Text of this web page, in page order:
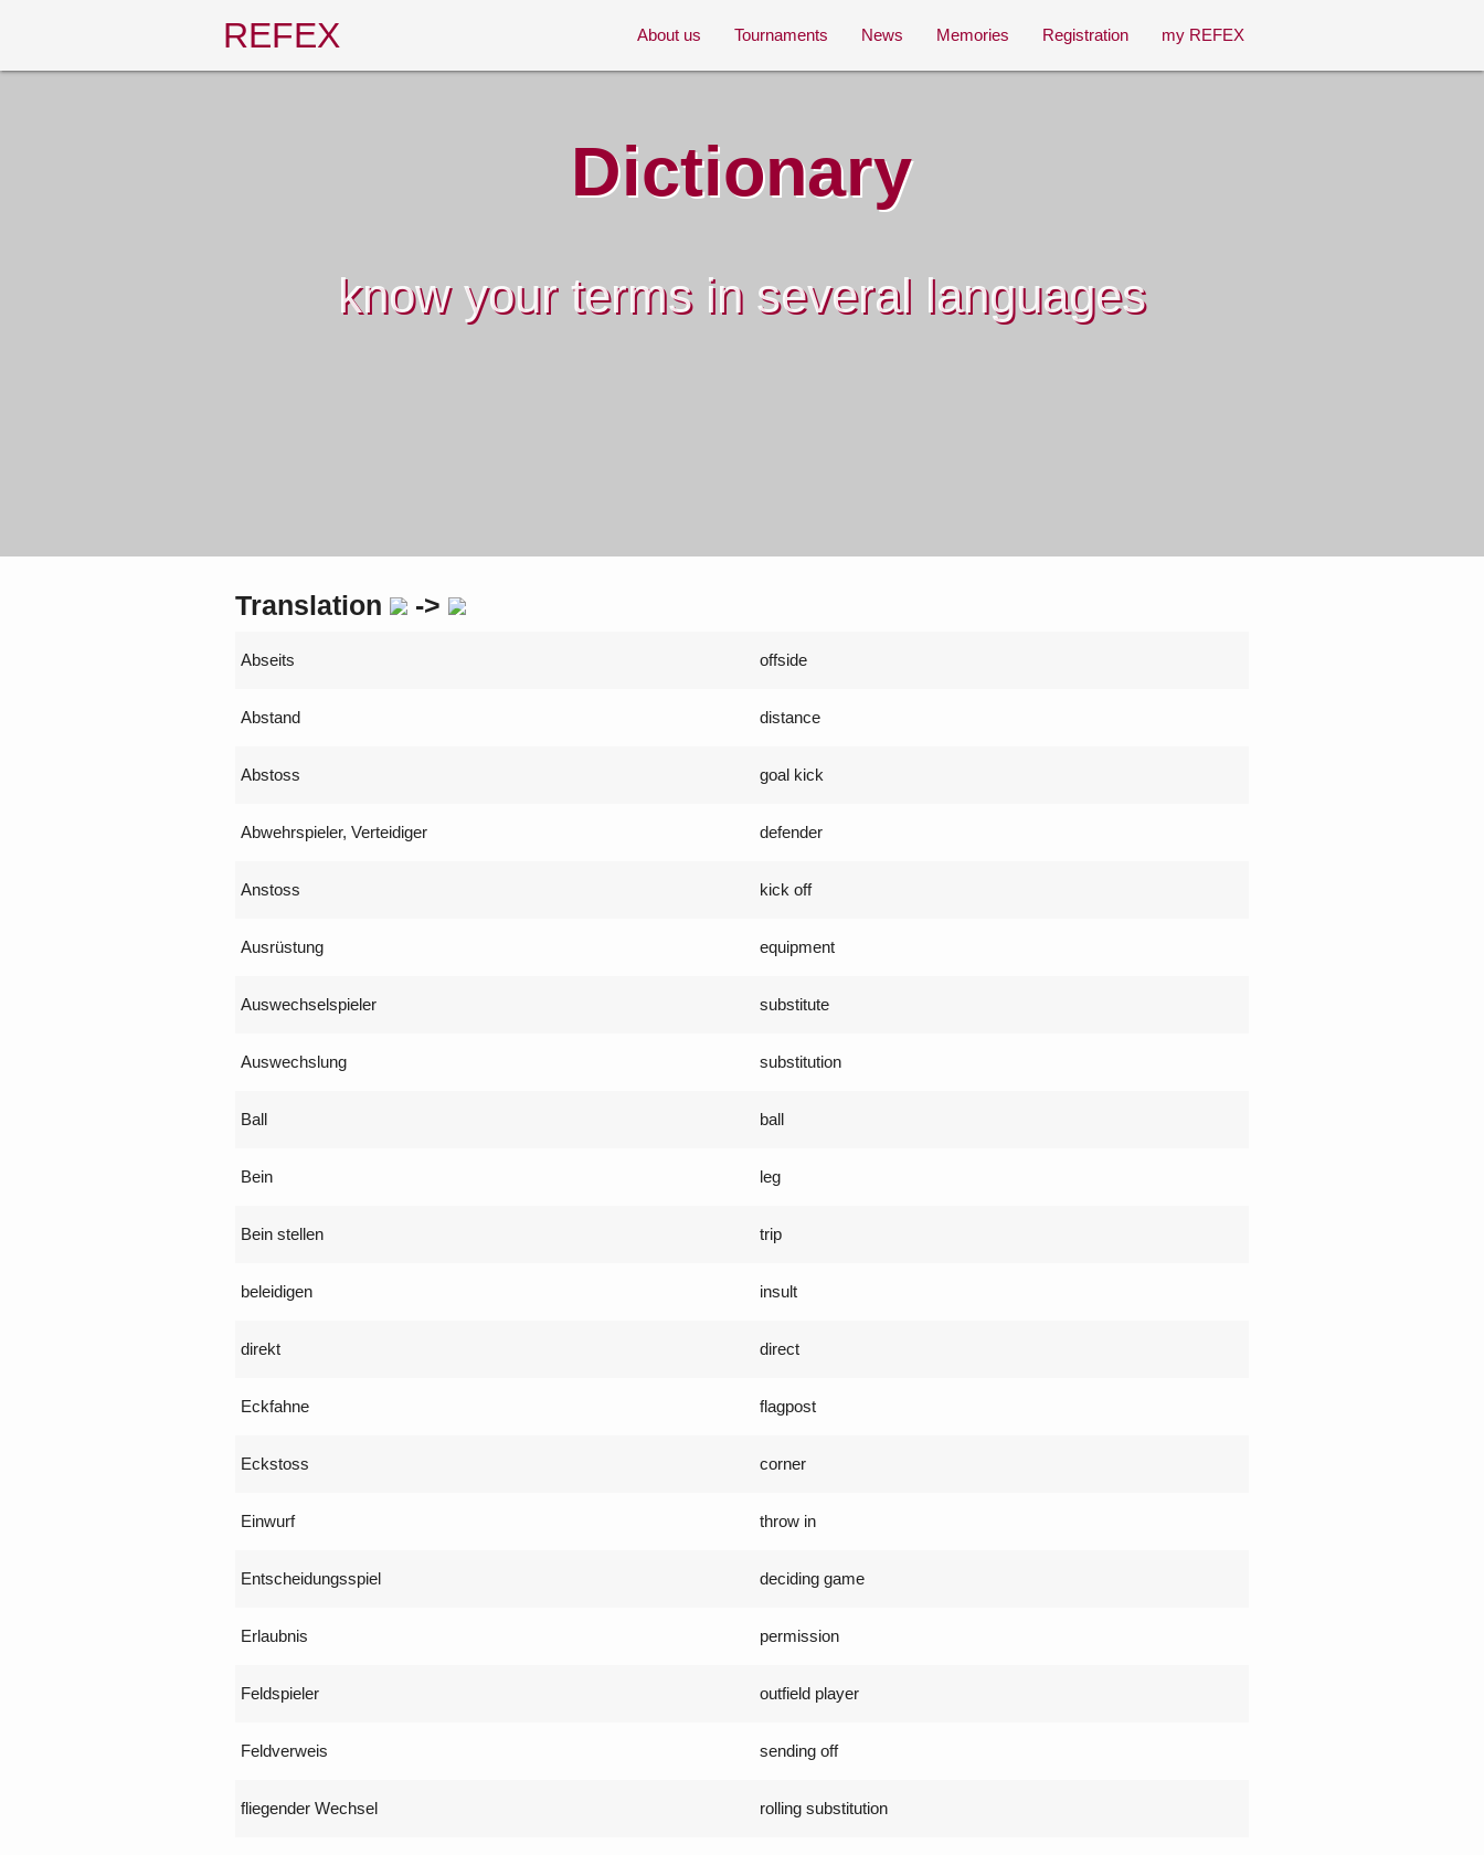
REFEX About us Tournaments News Memories Registration my REFEX
Dictionary
know your terms in several languages
Translation ->
Abseits offside
Abstand distance
Abstoss goal kick
Abwehrspieler, Verteidiger defender
Anstoss kick off
Ausrüstung equipment
Auswechselspieler substitute
Auswechslung substitution
Ball ball
Bein leg
Bein stellen trip
beleidigen insult
direkt direct
Eckfahne flagpost
Eckstoss corner
Einwurf throw in
Entscheidungsspiel deciding game
Erlaubnis permission
Feldspieler outfield player
Feldverweis sending off
fliegender Wechsel rolling substitution